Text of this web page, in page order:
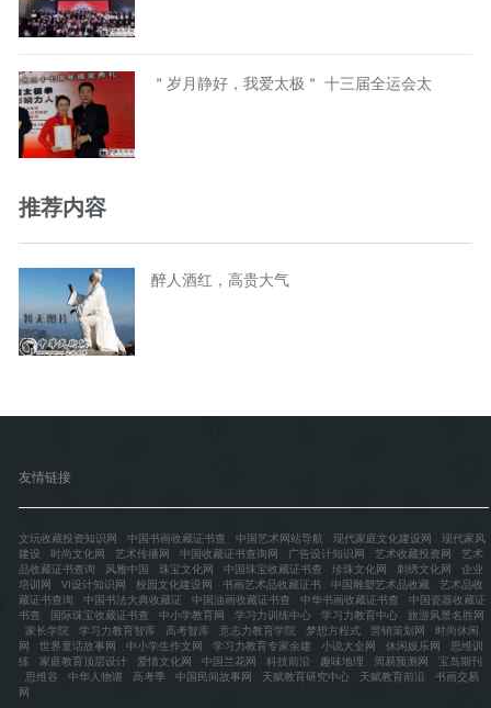
＂岁月静好，我爱太极＂ 十三届全运会太
推荐内容
醉人酒红，高贵大气
友情链接
文玩收藏投资知识网 中国书画收藏证书查 中国艺术网站导航 现代家庭文化建设网
现代家风
建设
时尚文化网 艺术传播网 中国收藏证书查询网 广告设计知识网 艺术收藏投资网
艺术
品收藏证书查询
风雅中国 珠宝文化网 中国珠宝收藏证书查 珍珠文化网 刺绣文化网
企业
培训网
VI设计知识网 校园文化建设网 书画艺术品收藏证书 中国雕塑艺术品收藏
艺术品收
藏证书查询
中国书法大典收藏证 中国油画收藏证书查 中华书画收藏证书查
中国瓷器收藏证
书查
国际珠宝收藏证书查 中小学教育网 学习力训练中心 学习力教育中心
旅游风景名胜网
家长学院
学习力教育智库 高考智库 意志力教育学院 梦想方程式 营销策划网
时尚休闲
网
世界童话故事网 中小学生作文网 学习力教育专家余建 小说大全网 休闲娱乐网
思维训
练
家庭教育顶层设计 爱情文化网 中国兰花网 科技前沿 趣味地理 周易预测网
宝岛期刊
思维谷
中华人物谱 高考季 中国民间故事网 天赋教育研究中心 天赋教育前沿
书画交易
网